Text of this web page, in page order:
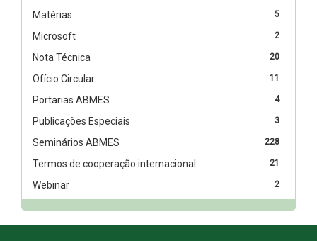
5
Matérias
2
Microsoft
20
Nota Técnica
11
Ofício Circular
4
Portarias ABMES
3
Publicações Especiais
228
Seminários ABMES
21
Termos de cooperação internacional
2
Webinar